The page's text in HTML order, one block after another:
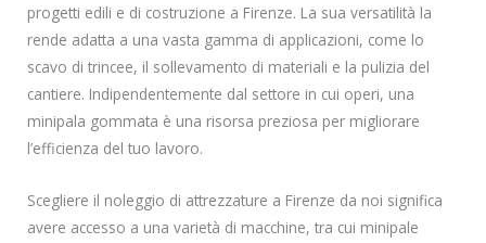
progetti edili e di costruzione a Firenze. La sua versatilità la
rende adatta a una vasta gamma di applicazioni, come lo
scavo di trincee, il sollevamento di materiali e la pulizia del
cantiere. Indipendentemente dal settore in cui operi, una
minipala gommata è una risorsa preziosa per migliorare
l’efficienza del tuo lavoro.
Scegliere il noleggio di attrezzature a Firenze da noi significa
avere accesso a una varietà di macchine, tra cui minipale